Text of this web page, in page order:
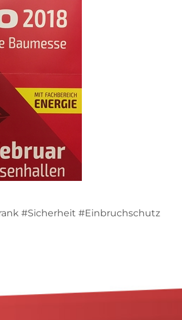
#Sicherheit #Einbruchschutz